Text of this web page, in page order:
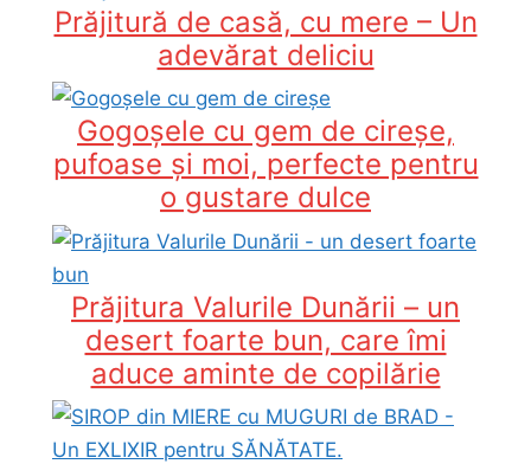
Prăjitură de casă, cu mere – Un
adevărat deliciu
Gogoșele cu gem de cireșe,
pufoase și moi, perfecte pentru
o gustare dulce
Prăjitura Valurile Dunării – un
desert foarte bun, care îmi
aduce aminte de copilărie